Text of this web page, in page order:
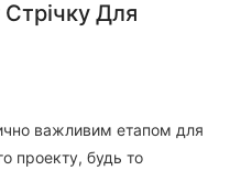
Для
важливим етапом для
проекту, будь то